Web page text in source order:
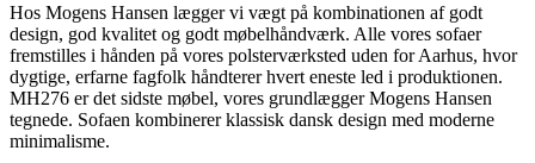
Hos Mogens Hansen lægger vi vægt på kombinationen af godt
design, god kvalitet og godt møbelhåndværk. Alle vores sofaer
fremstilles i hånden på vores polsterværksted uden for Aarhus, hvor
dygtige, erfarne fagfolk håndterer hvert eneste led i produktionen.
MH276 er det sidste møbel, vores grundlægger Mogens Hansen
tegnede. Sofaen kombinerer klassisk dansk design med moderne
minimalisme.